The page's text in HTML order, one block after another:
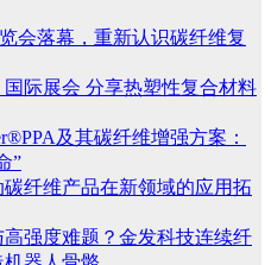
会落幕，重新认识碳纤维复
国际展会 分享热塑性复合材料
及其碳纤维增强方案：
”
纤维产品在新领域的应用拓
强度难题？金发科技连续纤